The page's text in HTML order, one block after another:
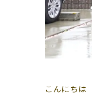
こんにちは